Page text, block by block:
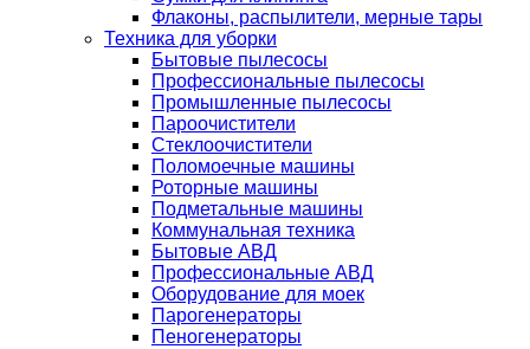
Флаконы, распылители, мерные тары
Техника для уборки
Бытовые пылесосы
Профессиональные пылесосы
Промышленные пылесосы
Пароочистители
Стеклоочистители
Поломоечные машины
Роторные машины
Подметальные машины
Коммунальная техника
Бытовые АВД
Профессиональные АВД
Оборудование для моек
Парогенераторы
Пеногенераторы